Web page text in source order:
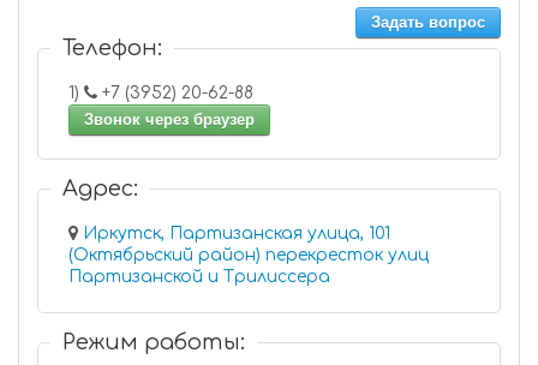
Задать вопрос
Телефон:
1)
+7 (3952) 20-62-88
Звонок через браузер
Адрес:
Иркутск, Партизанская улица, 101
(Октябрьский район) перекресток улиц
Партизанской и Трилиссера
Режим работы: